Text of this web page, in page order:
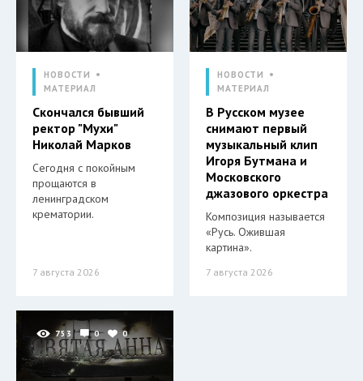
НОВОСТИ
МАТЕРИАЛ
Скончался бывший
ректор "Мухи"
Николай Марков
Сегодня с покойным
прощаются в
ленинградском
крематории.
7 августа 2026
НОВОСТИ
МАТЕРИАЛ
В Русском музее
снимают первый
музыкальный клип
Игоря Бутмана и
Московского
джазового оркестра
Композиция называется
«Русь. Ожившая
картина».
7 августа 2026
753 0 0